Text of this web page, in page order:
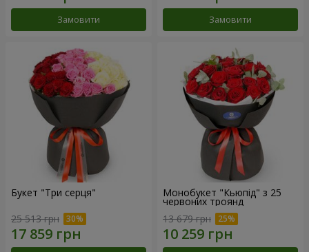
Замовити Замовити
Букет "Три серця"
25 513 грн
Монобукет "Кьюпід" з 25
червоних троянд
13 679 грн